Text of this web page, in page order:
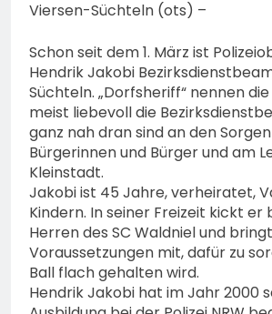
Viersen-Süchteln (ots) –
Schon seit dem 1. März ist
Hendrik Jakobi
Süchteln. „Dorfsheriff“ nennen
meist liebevoll die
ganz nah dran sind an den
Bürgerinnen und Bürger und am
Kleinstadt.
Jakobi ist 45 Jahre, verheiratet,
Kindern. In seiner Freizeit kickt er
Herren des SC Waldniel und
Voraussetzungen mit, dafür zu
Ball flach gehalten wird.
Hendrik Jakobi hat im Jahr 2000